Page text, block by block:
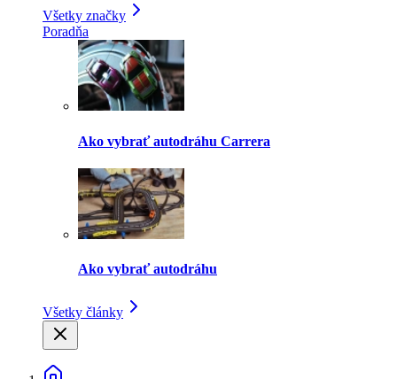
Všetky značky
Poradňa
Ako vybrať autodráhu Carrera
Ako vybrať autodráhu
Všetky články